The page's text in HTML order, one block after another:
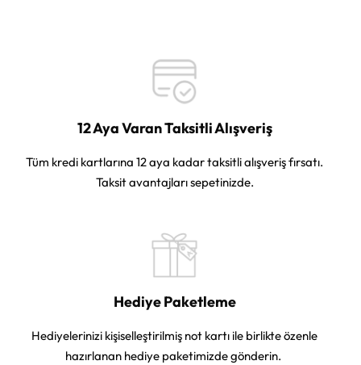
12 Aya Varan Taksitli Alışveriş
Tüm kredi kartlarına 12 aya kadar taksitli alışveriş fırsatı.
Taksit avantajları sepetinizde.
Hediye Paketleme
Hediyelerinizi kişiselleştirilmiş not kartı ile birlikte özenle
hazırlanan hediye paketimizde gönderin.